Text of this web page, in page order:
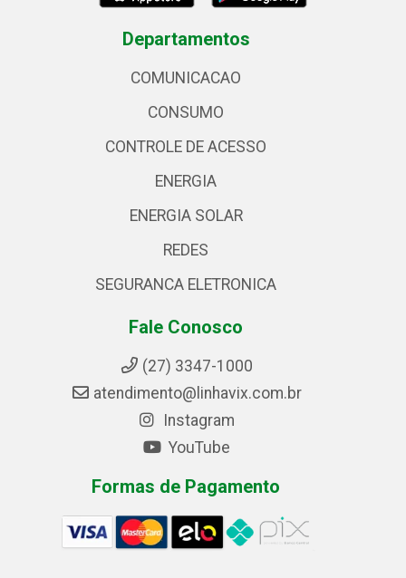
Departamentos
COMUNICACAO
CONSUMO
CONTROLE DE ACESSO
ENERGIA
ENERGIA SOLAR
REDES
SEGURANCA ELETRONICA
Fale Conosco
(27) 3347-1000
atendimento@linhavix.com.br
Instagram
YouTube
Formas de Pagamento